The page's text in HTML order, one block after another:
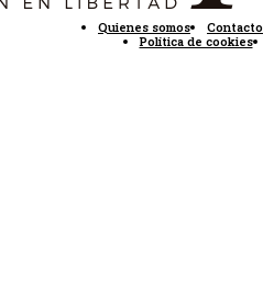
Quienes somos Contacto
Política de cookies